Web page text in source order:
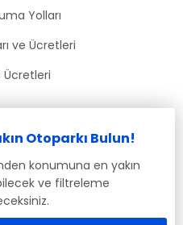
Yolları
ve Ücretleri
Ücretleri
Otoparkı Bulun!
konumuna en yakın
ve filtreleme